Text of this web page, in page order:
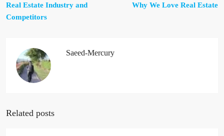
Real Estate Industry and
Competitors
Why We Love Real Estate
Saeed-Mercury
Related posts